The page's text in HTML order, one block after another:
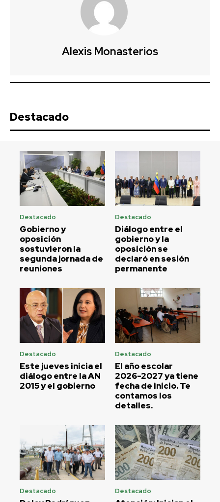
Alexis Monasterios
Destacado
Destacado
Gobierno y
oposición
sostuvieron la
segunda jornada de
reuniones
Destacado
Diálogo entre el
gobierno y la
oposición se
declaró en sesión
permanente
Destacado
Este jueves inicia el
diálogo entre la AN
2015 y el gobierno
Destacado
El año escolar
2026-2027 ya tiene
fecha de inicio. Te
contamos los
detalles.
Destacado Destacado